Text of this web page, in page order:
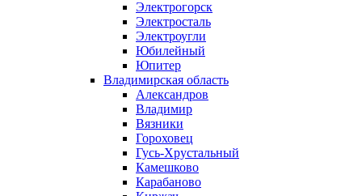
Электрогорск
Электросталь
Электроугли
Юбилейный
Юпитер
Владимирская область
Александров
Владимир
Вязники
Гороховец
Гусь-Хрустальный
Камешково
Карабаново